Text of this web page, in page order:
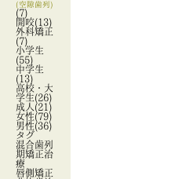
(空隙歯列)
(7)
開咬(13)
外科矯正
(7)
小学生
(55)
中学生
(13)
高校・大
学生(26)
成人 (21)
女性(79)
男性(36)
タグ
混合歯列
期矯正治
療
唇側矯正